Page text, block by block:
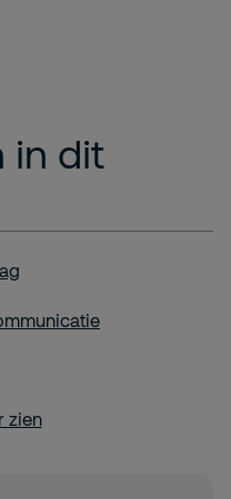
in dit
zien